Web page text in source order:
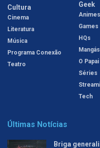
Cultura
Cinema
Literatura
Música
Programa Conexão
Teatro
Geek
Animes
Games
HQs
Mangás
O
Séries
Tech
Últimas Notícias
Briga